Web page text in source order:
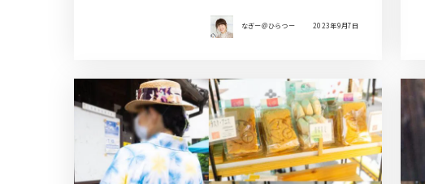
なぎー＠ひらつー 2023年9月7日